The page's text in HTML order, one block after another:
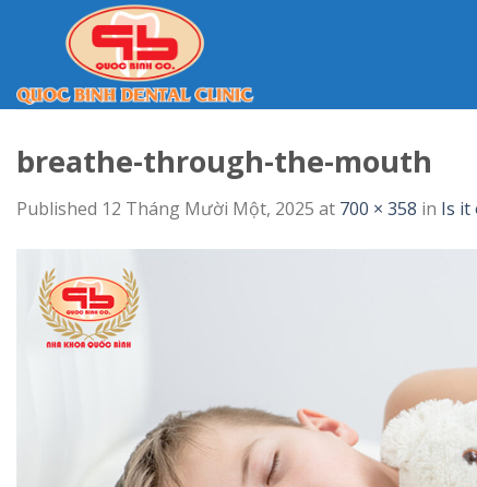
breathe-through-the-mouth
Published 12 Tháng Mười Một, 2025 at 700 × 358 in Is it